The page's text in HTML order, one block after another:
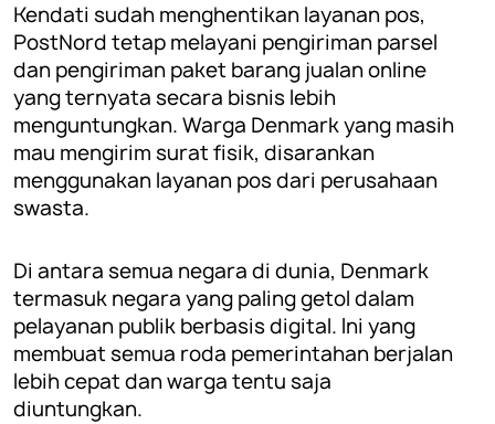
Kendati sudah menghentikan layanan pos,
PostNord tetap melayani pengiriman parsel
dan pengiriman paket barang jualan online
yang ternyata secara bisnis lebih
menguntungkan. Warga Denmark yang masih
mau mengirim surat fisik, disarankan
menggunakan layanan pos dari perusahaan
swasta.
Di antara semua negara di dunia, Denmark
termasuk negara yang paling getol dalam
pelayanan publik berbasis digital. Ini yang
membuat semua roda pemerintahan berjalan
lebih cepat dan warga tentu saja
diuntungkan.